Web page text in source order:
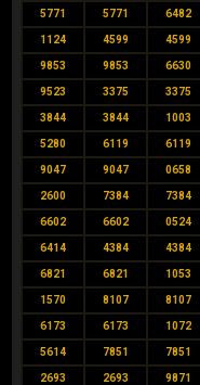
5771 5771 6482
1124 4599 4599
9853 9853 6630
9523 3375 3375
3844 3844 1003
5280 6119 6119
9047 9047 0658
2600 7384 7384
6602 6602 0524
6414 4384 4384
6821 6821 1053
1570 8107 8107
6173 6173 1072
5614 7851 7851
2693 2693 9871